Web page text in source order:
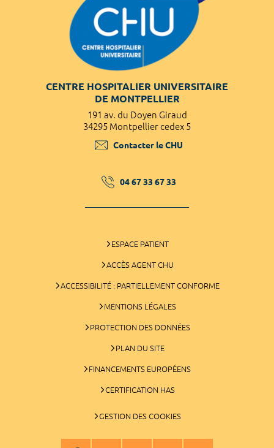
CENTRE HOSPITALIER UNIVERSITAIRE
DE MONTPELLIER
191 av. du Doyen Giraud
34295 Montpellier cedex 5
Contacter le CHU
04 67 33 67 33
ESPACE PATIENT
ACCÈS AGENT CHU
ACCESSIBILITÉ : PARTIELLEMENT CONFORME
MENTIONS LÉGALES
PROTECTION DES DONNÉES
PLAN DU SITE
FINANCEMENTS EUROPÉENS
CERTIFICATION HAS
GESTION DES COOKIES